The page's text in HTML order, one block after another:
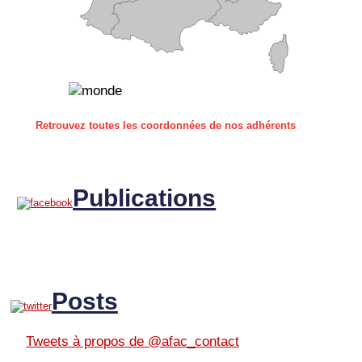
Retrouvez toutes les coordonnées de nos adhérents
Publications
Posts
Tweets à propos de @afac_contact